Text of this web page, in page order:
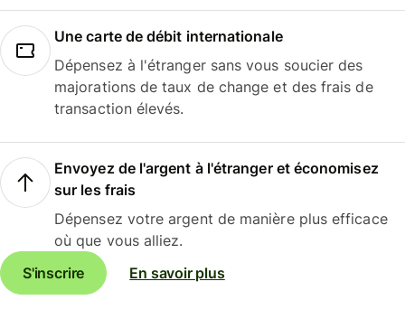
Une carte de débit internationale
Dépensez à l'étranger sans vous soucier des
majorations de taux de change et des frais de
transaction élevés.
Envoyez de l'argent à l'étranger et économisez
sur les frais
Dépensez votre argent de manière plus efficace
où que vous alliez.
S'inscrire
En savoir plus